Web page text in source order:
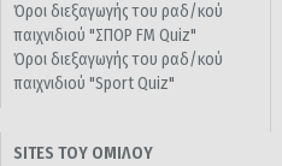
Όροι διεξαγωγής του ραδ/κού
παιχνιδιού "ΣΠΟΡ FM Quiz"
Όροι διεξαγωγής του ραδ/κού
παιχνιδιού "Sport Quiz"
SITES ΤΟΥ ΟΜΙΛΟΥ